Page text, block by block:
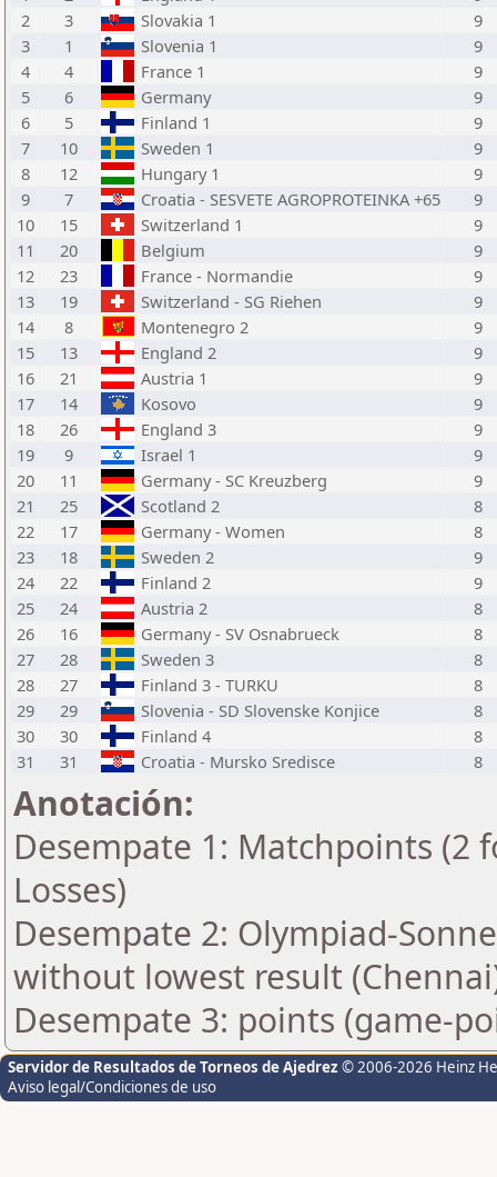
2
3 Slovakia 1
9
3
1 Slovenia 1
9
4
4 France 1
9
5
6 Germany
9
6
5 Finland 1
9
7
10 Sweden 1
9
8
12 Hungary 1
9
9
7 Croatia - SESVETE AGROPROTEINKA +65
9
10
15 Switzerland 1
9
11
20 Belgium
9
12
23 France - Normandie
9
13
19 Switzerland - SG Riehen
9
14
8 Montenegro 2
9
15
13 England 2
9
16
21 Austria 1
9
17
14 Kosovo
9
18
26 England 3
9
19
9 Israel 1
9
20
11 Germany - SC Kreuzberg
9
21
25 Scotland 2
8
22
17 Germany - Women
8
23
18 Sweden 2
9
24
22 Finland 2
9
25
24 Austria 2
8
26
16 Germany - SV Osnabrueck
8
27
28 Sweden 3
8
28
27 Finland 3 - TURKU
8
29
29 Slovenia - SD Slovenske Konjice
8
30
30 Finland 4
8
31
31 Croatia - Mursko Sredisce 8
Anotación:
Desempate 1: Matchpoints (2
Losses)
Desempate 2: Olympiad-
without lowest result
Desempate 3: points (game-
Servidor de Resultados de Torneos de Ajedrez © 2006-2026 Heinz
Aviso legal/Condiciones de uso